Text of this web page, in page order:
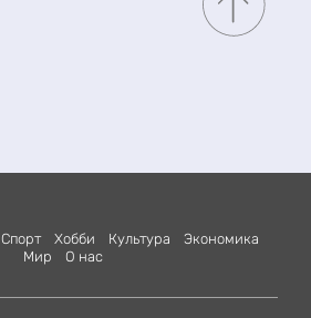
Спорт Хобби Культура
Экономика
Мир
О нас